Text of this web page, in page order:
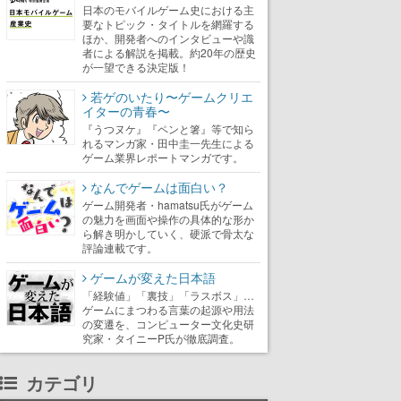
日本のモバイルゲーム史における主
要なトピック・タイトルを網羅する
ほか、開発者へのインタビューや識
者による解説を掲載。約20年の歴史
が一望できる決定版！
若ゲのいたり〜ゲームクリエ
イターの青春〜
『うつヌケ』『ペンと箸』等で知ら
れるマンガ家・田中圭一先生による
ゲーム業界レポートマンガです。
なんでゲームは面白い？
ゲーム開発者・hamatsu氏がゲーム
の魅力を画面や操作の具体的な形か
ら解き明かしていく、硬派で骨太な
評論連載です。
ゲームが変えた日本語
「経験値」「裏技」「ラスボス」…
ゲームにまつわる言葉の起源や用法
の変遷を、コンピューター文化史研
究家・タイニーP氏が徹底調査。
カテゴリ